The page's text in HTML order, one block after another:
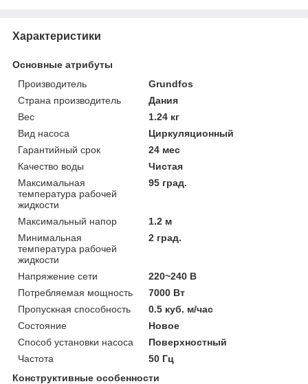
Характеристики
Основные атрибуты
Производитель
Grundfos
Страна производитель
Дания
Вес
1.24 кг
Вид насоса
Циркуляционный
Гарантийный срок
24 мес
Качество воды
Чистая
Максимальная
температура рабочей
жидкости
95 град.
Максимальный напор
1.2 м
Минимальная
температура рабочей
жидкости
2 град.
Напряжение сети
220~240 В
Потребляемая мощность
7000 Вт
Пропускная способность
0.5 куб. м/час
Состояние
Новое
Способ установки насоса
Поверхностный
Частота
50 Гц
Конструктивные особенности